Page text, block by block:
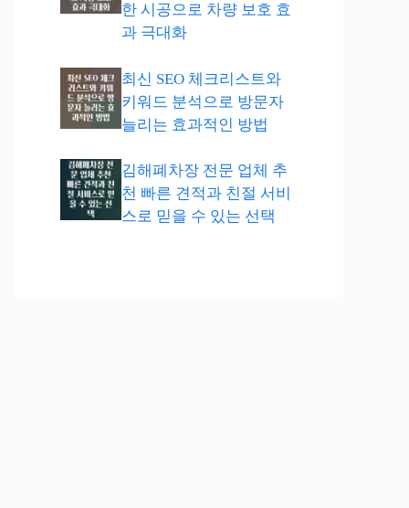
한 시공으로 차량 보호 효
과 극대화
최신 SEO 체크리스트와
키워드 분석으로 방문자
늘리는 효과적인 방법
김해폐차장 전문 업체 추
천 빠른 견적과 친절 서비
스로 믿을 수 있는 선택